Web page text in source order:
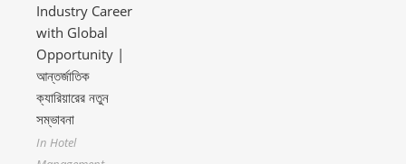
Industry Career
with Global
Opportunity |
আন্তর্জাতিক
ক্যারিয়ারের নতুন
সম্ভাবনা
In Hotel